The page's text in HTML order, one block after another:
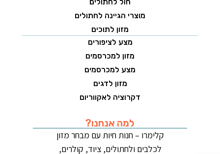
מוצרי הגיינה לחתולים
מזון לתוכים
מצע לציפורים
מזון למכרסמים
מצע למכרסמים
מזון לדגים
דקרוציה לאקווריום
למה אנחנו?
קלימרו – חנות חיות עם מבחר מזון
לכלבים ולחתולים, ציוד, קולרים,